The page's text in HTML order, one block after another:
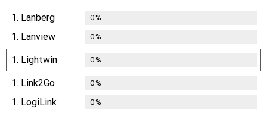
1. Lanberg 0%
1. Lanview 0%
1. Lightwin 0%
1. Link2Go 0%
1. LogiLink 0%